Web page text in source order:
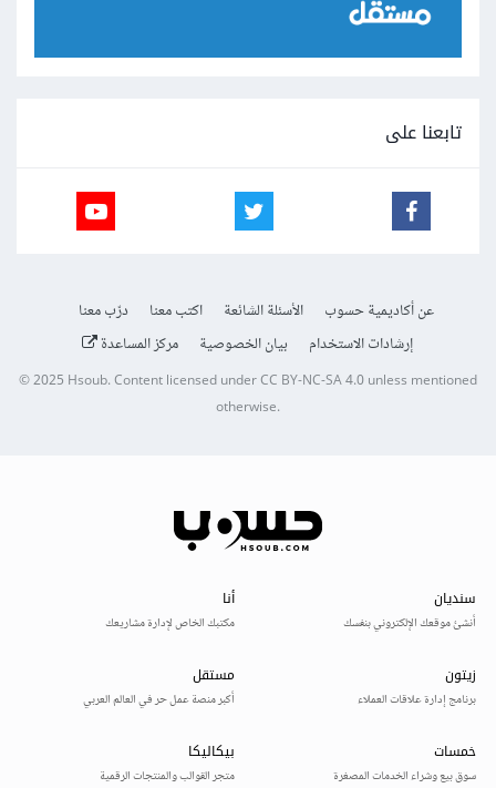
تابعنا على
عن أكاديمية حسوب الأسئلة الشائعة اكتب معنا
درّب معنا
إرشادات الاستخدام
بيان الخصوصية مركز المساعدة
© 2025Hsoub.Content licensed underCC BY-NC-SA 4.0unless mentioned
otherwise.